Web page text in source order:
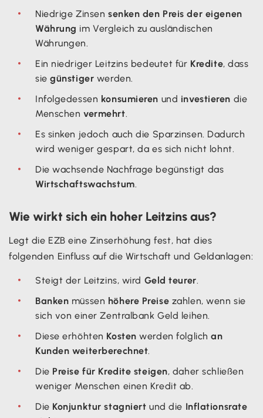
Niedrige Zinsen senken den Preis der eigenen
Währung im Vergleich zu ausländischen
Währungen.
Ein niedriger Leitzins bedeutet für Kredite, dass
siegünstiger werden.
Infolgedessen konsumieren und investieren die
Menschenvermehrt.
Es sinken jedoch auch die Sparzinsen. Dadurch
wird weniger gespart, da es sich nicht lohnt.
Die wachsende Nachfrage begünstigt das
Wirtschaftswachstum.
Wie wirkt sich ein hoher Leitzins aus?
Legt die EZB eine Zinserhöhung fest, hat dies
folgenden Einfluss auf die Wirtschaft und Geldanlagen:
Steigt der Leitzins, wird Geld teurer.
Banken müssen höhere Preise zahlen, wenn sie
sich von einer Zentralbank Geld leihen.
Diese erhöhten Kosten werden folglichan
Kunden weiterberechnet.
Die Preise für Kredite steigen, daher schließen
weniger Menschen einen Kredit ab.
Die Konjunktur stagniert und die Inflationsrate